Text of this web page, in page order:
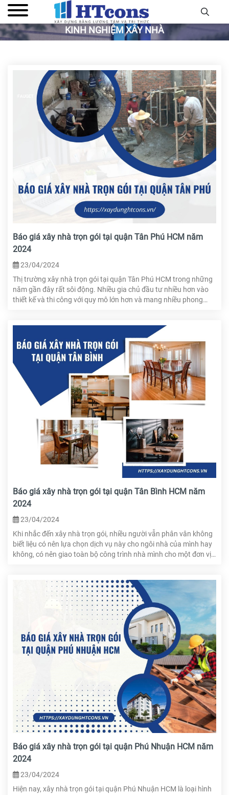
KINH NGHIỆM XÂY NHÀ
Báo giá xây nhà trọn gói tại quận Tân Phú HCM năm
2024
23/04/2024
Thị trường xây nhà trọn gói tại quận Tân Phú HCM trong những
năm gần đây rất sôi động. Nhiều gia chủ đầu tư nhiều hơn vào
thiết kế và thi công với quy mô lớn hơn và mang nhiều phong
Báo giá xây nhà trọn gói tại quận Tân Bình HCM năm
2024
23/04/2024
Khi nhắc đến xây nhà trọn gói, nhiều người vẫn phân vân không
biết liệu có nên lựa chọn dịch vụ này cho ngôi nhà của mình hay
không, có nên giao toàn bộ công trình nhà mình cho một đơn vị
xây nhà trọn gói tại quận Tân Bình HCM để gia chủ có thể đưa ra
quyết định tốt nhất.
Báo giá xây nhà trọn gói tại quận Phú Nhuận HCM năm
2024
23/04/2024
Hiện nay, xây nhà trọn gói tại quận Phú Nhuận HCM là loại hình